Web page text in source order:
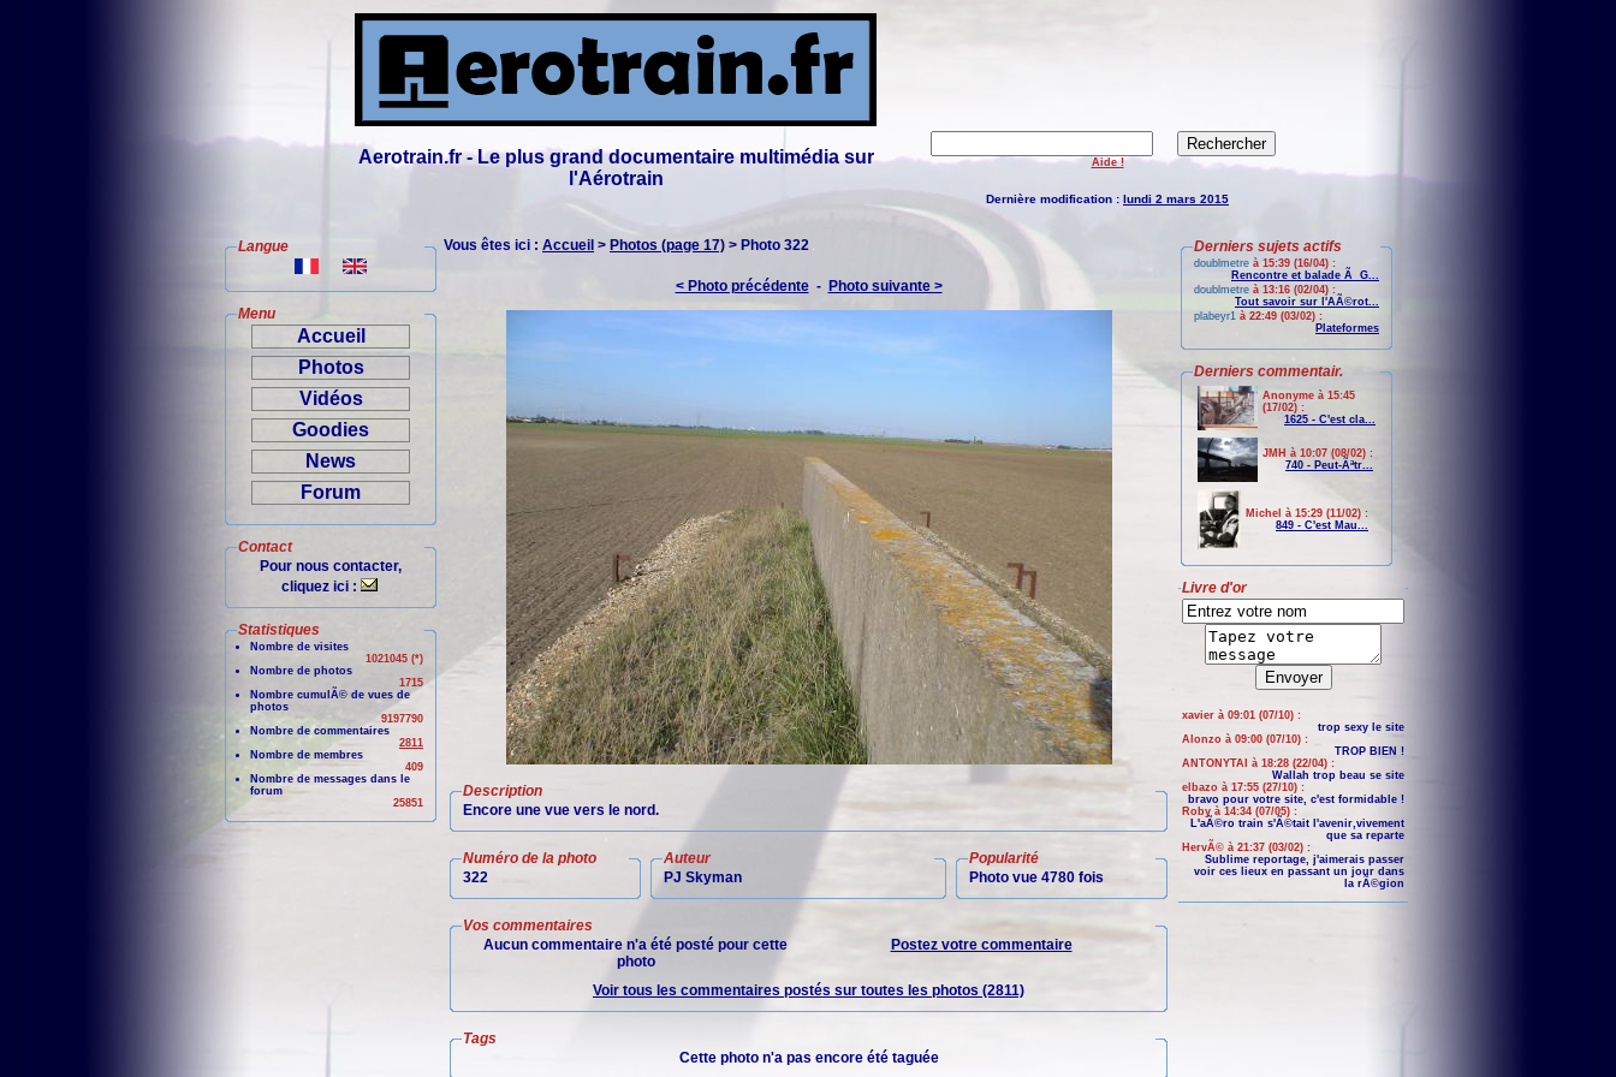
Aerotrain.fr - Le plus grand documentaire multimédia sur
l'Aérotrain
Aide !
Dernière modification : lundi 2 mars 2015
Langue
Menu
Accueil
Photos
Vidéos
Goodies
News
Forum
Contact
Pour nous contacter,
cliquez ici :
Statistiques
Nombre de visites
1021045 (*)
Nombre de photos
1715
Nombre cumulÃ© de vues de
photos
9197790
Nombre de commentaires
2811
Nombre de membres
409
Nombre de messages dans le
forum
25851
Vous êtes ici : Accueil > Photos (page 17) > Photo 322
< Photo précédente- Photo suivante >
Description
Encore une vue vers le nord.
Numéro de la photo
322
Auteur
PJ Skyman
Popularité
Photo vue 4780 fois
Vos commentaires
Aucun commentaire n'a été posté pour cette
photo
Postez votre commentaire
Voir tous les commentaires postés sur toutes les photos (2811)
Tags
Cette photo n'a pas encore été taguée
Derniers sujets actifs
doublmetre à 15:39 (16/04) :
Rencontre et balade Ã G...
doublmetre à 13:16 (02/04) :
Tout savoir sur l'AÃ©rot...
plabeyr1 à 22:49 (03/02) :
Plateformes
Derniers commentair.
Anonyme à 15:45
(17/02) :
1625 - C'est cla...
JMH à 10:07 (08/02) :
740 - Peut-Ãªtr...
Michel à 15:29 (11/02) :
849 - C'est Mau...
Livre d'or
xavier à 09:01 (07/10) :
trop sexy le site
Alonzo à 09:00 (07/10) :
TROP BIEN !
ANTONYTAI à 18:28 (22/04) :
Wallah trop beau se site
elbazo à 17:55 (27/10) :
bravo pour votre site, c'est formidable !
Roby à 14:34 (07/05) :
L'aÃ©ro train s'Ã©tait l'avenir,vivement
que sa reparte
HervÃ© à 21:37 (03/02) :
Sublime reportage, j'aimerais passer
voir ces lieux en passant un jour dans
la rÃ©gion